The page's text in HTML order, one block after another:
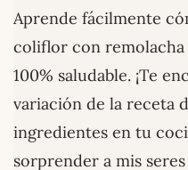
Aprende fácilmente
coliflor con remolacha
100% saludable. ¡Te
variación de la receta
ingredientes en tu
sorprender a mis